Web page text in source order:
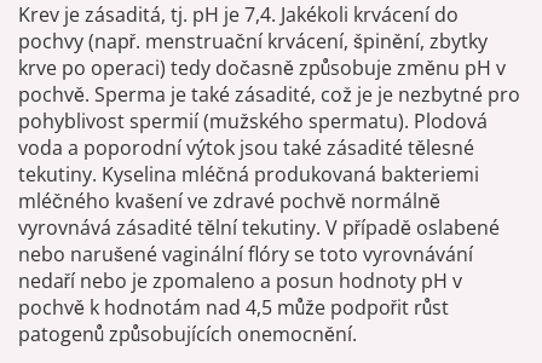
Krev je zásaditá, tj. pH je 7,4. Jakékoli krvácení do
pochvy (např. menstruační krvácení, špinění, zbytky
krve po operaci) tedy dočasně způsobuje změnu pH v
pochvě. Sperma je také zásadité, což je je nezbytné pro
pohyblivost spermií (mužského spermatu). Plodová
voda a poporodní výtok jsou také zásadité tělesné
tekutiny. Kyselina mléčná produkovaná bakteriemi
mléčného kvašení ve zdravé pochvě normálně
vyrovnává zásadité tělní tekutiny. V případě oslabené
nebo narušené vaginální flóry se toto vyrovnávání
nedaří nebo je zpomaleno a posun hodnoty pH v
pochvě k hodnotám nad 4,5 může podpořit růst
patogenů způsobujících onemocnění.